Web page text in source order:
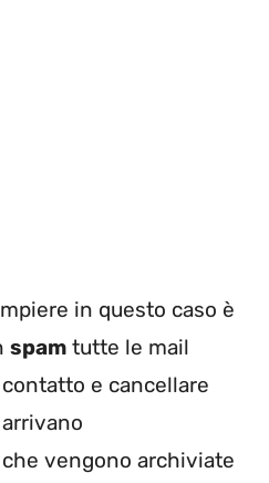
in questo caso è
spam tutte le mail
e cancellare
vengono archiviate